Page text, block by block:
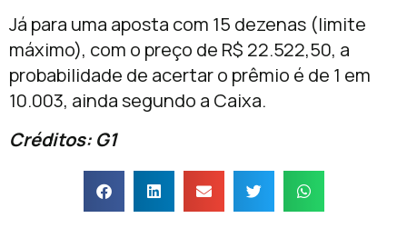
Já para uma aposta com 15 dezenas (limite
máximo), com o preço de R$ 22.522,50, a
probabilidade de acertar o prêmio é de 1 em
10.003, ainda segundo a Caixa.
Créditos: G1